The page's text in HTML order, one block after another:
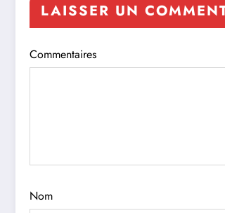
LAISSER UN
Commentaires
Nom